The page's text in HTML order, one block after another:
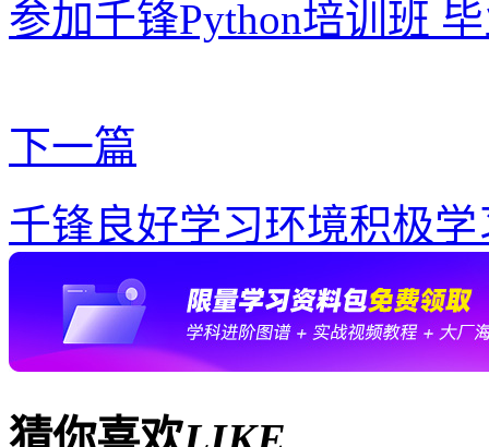
参加千锋Python培训班
下一篇
千锋良好学习环境积极